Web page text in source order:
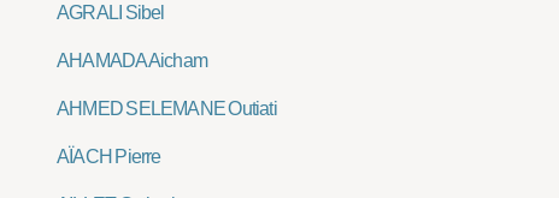
AGRALI Sibel
AHAMADA Aicham
AHMED SELEMANE Outiati
AÏACH Pierre